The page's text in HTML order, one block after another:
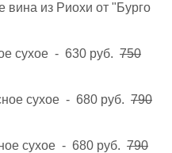
вина из Риохи от "Бурго
сухое - 630 руб. 750
сухое - 680 руб. 790
сухое - 680 руб. 790